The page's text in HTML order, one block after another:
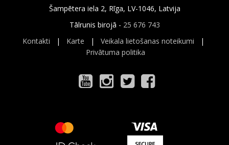
Šampētera iela 2, Rīga, LV-1046, Latvija
Tālrunis birojā - 25 676 743
Kontakti | Karte | Veikala lietošanas noteikumi |
Privātuma politika